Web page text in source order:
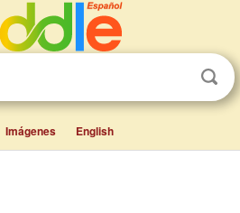
Imágenes English